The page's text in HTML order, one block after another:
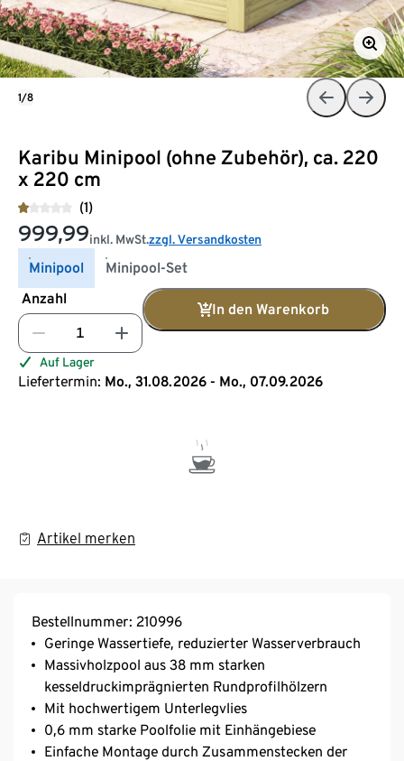
Karibu Minipool (ohne Zubehör), ca. 220
x 220 cm
(1)
999,99inkl. MwSt.zzgl. Versandkosten
Minipool
Minipool-Set
Anzahl
In den Warenkorb
Auf Lager
Liefertermin: Mo., 31.08.2026 - Mo., 07.09.2026
Artikel merken
1/8
Bestellnummer: 210996
Geringe Wassertiefe, reduzierter Wasserverbrauch
Massivholzpool aus 38 mm starken
kesseldruckimprägnierten Rundprofilhölzern
Mit hochwertigem Unterlegvlies
0,6 mm starke Poolfolie mit Einhängebiese
Einfache Montage durch Zusammenstecken der